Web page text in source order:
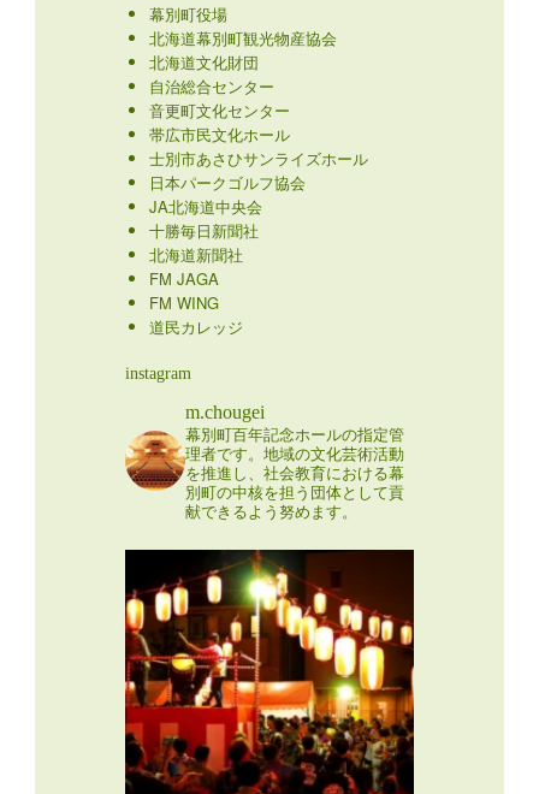
幕別町役場
北海道幕別町観光物産協会
北海道文化財団
自治総合センター
音更町文化センター
帯広市民文化ホール
士別市あさひサンライズホール
日本パークゴルフ協会
JA北海道中央会
十勝毎日新聞社
北海道新聞社
FM JAGA
FM WING
道民カレッジ
instagram
m.chougei
幕別町百年記念ホールの指定管
理者です。地域の文化芸術活動
を推進し、社会教育における幕
別町の中核を担う団体として貢
献できるよう努めます。